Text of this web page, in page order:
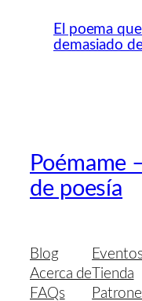
El poema
demasiado
Poémame
de poesía
Blog
Acerca de
FAQs
Eventos
Tienda